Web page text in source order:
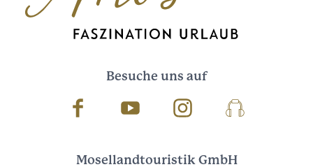
Besuche uns auf
Facebook Youtube InstagramPodcast
Mosellandtouristik GmbH